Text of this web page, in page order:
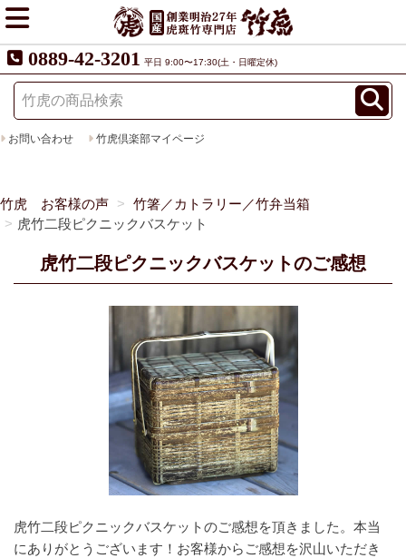
0889-42-3201 平日 9:00〜17:30(土・日曜定休)
お問い合わせ 竹虎倶楽部マイページ
竹虎 お客様の声
竹箸／カトラリー／竹弁当箱
虎竹二段ピクニックバスケット
虎竹二段ピクニックバスケットのご感想
虎竹二段ピクニックバスケットのご感想を頂きました。本当
にありがとうございます！ お客様からご感想を沢山いただき